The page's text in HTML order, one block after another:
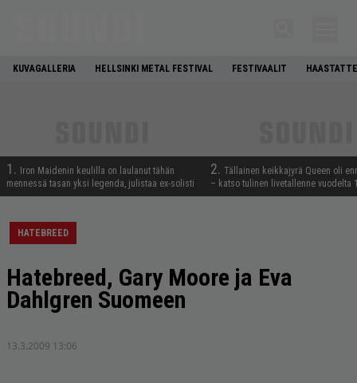
KUVAGALLERIA HELLSINKI METAL FESTIVAL FESTIVAALIT
1.
Iron Maidenin keulilla on laulanut tähän
mennessä tasan yksi legenda, julistaa ex-solisti
2. Tällainen keikkajyrä Queen oli
– katso tulinen livetallenne vuodelta
HATEBREED
Hatebreed, Gary Moore ja Eva
Dahlgren Suomeen
13.3.2009 13:06